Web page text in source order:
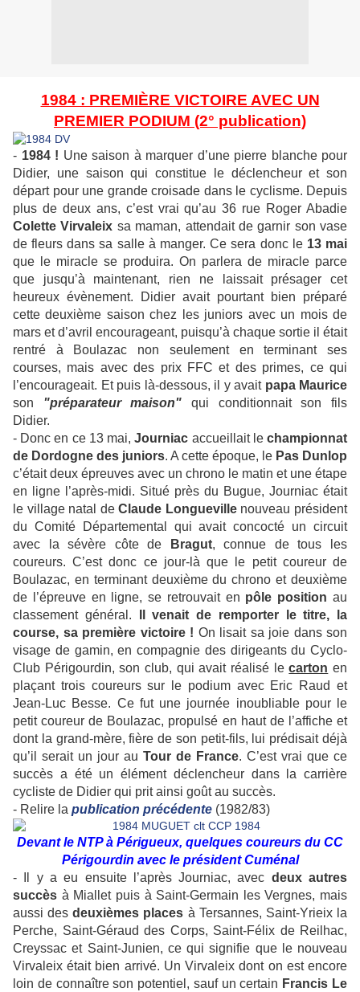
1984 : PREMIÈRE VICTOIRE AVEC UN
PREMIER PODIUM (2° publication)
- 1984 ! Une saison à marquer d’une pierre blanche pour
Didier, une saison qui constitue le déclencheur et son
départ pour une grande croisade dans le cyclisme. Depuis
plus de deux ans, c’est vrai qu’au 36 rue Roger Abadie
Colette Virvaleix sa maman, attendait de garnir son vase
de fleurs dans sa salle à manger. Ce sera donc le 13 mai
que le miracle se produira. On parlera de miracle parce
que jusqu’à maintenant, rien ne laissait présager cet
heureux évènement. Didier avait pourtant bien préparé
cette deuxième saison chez les juniors avec un mois de
mars et d’avril encourageant, puisqu’à chaque sortie il était
rentré à Boulazac non seulement en terminant ses
courses, mais avec des prix FFC et des primes, ce qui
l’encourageait. Et puis là-dessous, il y avait papa Maurice
son "préparateur maison" qui conditionnait son fils
Didier.
- Donc en ce 13 mai,Journiac accueillait lechampionnat
de Dordogne des juniors. A cette époque, le Pas Dunlop
c’était deux épreuves avec un chrono le matin et une étape
en ligne l’après-midi. Situé près du Bugue, Journiac était
le village natal deClaude Longuevillenouveau président
du Comité Départemental qui avait concocté un circuit
avec la sévère côte de
Bragut, connue de tous les
coureurs. C’est donc ce jour-là que le petit coureur de
Boulazac, en terminant deuxième du chrono et deuxième
de l’épreuve en ligne, se retrouvait en pôle position au
classement général.
Il venait de remporter le titre, la
course, sa première victoire ! On lisait sa joie dans son
visage de gamin, en compagnie des dirigeants du Cyclo-
Club Périgourdin, son club, qui avait réalisé lecarton en
plaçant trois coureurs sur le podium avec Eric Raud et
Jean-Luc Besse. Ce fut une journée inoubliable pour le
petit coureur de Boulazac, propulsé en haut de l’affiche et
dont la grand-mère, fière de son petit-fils, lui prédisait déjà
qu’il serait un jour au Tour de France. C’est vrai que ce
succès a été un élément déclencheur dans la carrière
cycliste de Didier qui prit ainsi goût au succès.
- Relire la publication précédente (1982/83)
Devant le NTP à Périgueux, quelques coureurs du CC
Périgourdin avec le président Cuménal
- Il y a eu ensuite l’après Journiac, avec deux autres
succès à Miallet puis à Saint-Germain les Vergnes, mais
aussi desdeuxièmes places à Tersannes, Saint-Yrieix la
Perche, Saint-Géraud des Corps, Saint-Félix de Reilhac,
Creyssac et Saint-Junien, ce qui signifie que le nouveau
Virvaleix était bien arrivé. Un Virvaleix dont on est encore
loin de connaître son potentiel, sauf un certain Francis Le